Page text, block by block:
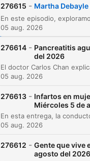
00:12:23
00:29:21
00:32:36
00:45:04
276615 - Martha
05 aug. 2026
276614 - Pancreatitis
del 2026
05 aug. 2026
276613 - Infartos en
Miércoles 5 de
05 aug. 2026
276612 - Gente que vive
agosto del 2026